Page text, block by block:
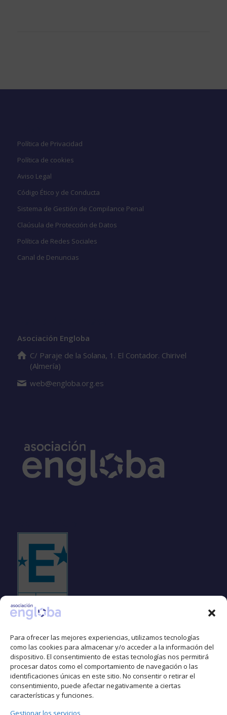
Para ofrecer las mejores experiencias, utilizamos tecnologías
como las cookies para almacenar y/o acceder a la información del
dispositivo. El consentimiento de estas tecnologías nos permitirá
procesar datos como el comportamiento de navegación o las
identificaciones únicas en este sitio. No consentir o retirar el
consentimiento, puede afectar negativamente a ciertas
características y funciones.
Gestionar los servicios
Política de Privacidad
Política de cookies
Aviso Legal
Código Ético y de Conducta
Sistema de Gestión de Compilance Penal
Claúsula de Protección de Datos
Política de Redes Sociales
Canal de Denuncias
Asociación Engloba
C/ Paraje de la Solana, 1. El Contador. Chirivel
(Almería)
web@engloba.org.es
Espacio libre de LGTBIfobia